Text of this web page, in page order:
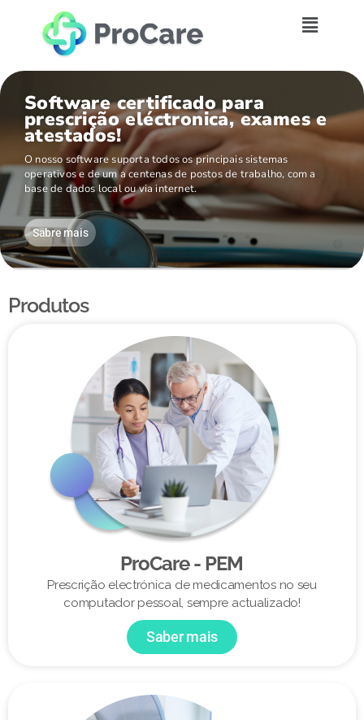
Software certificado para
prescrição eléctronica, exames e
atestados!
O nosso software suporta todos os principais sistemas
operativos e de um a centenas de postos de trabalho, com a
base de dados local ou via internet.
Sabre mais
Produtos
ProCare - PEM
Prescrição electrónica de medicamentos no seu
computador pessoal, sempre actualizado!
Saber mais